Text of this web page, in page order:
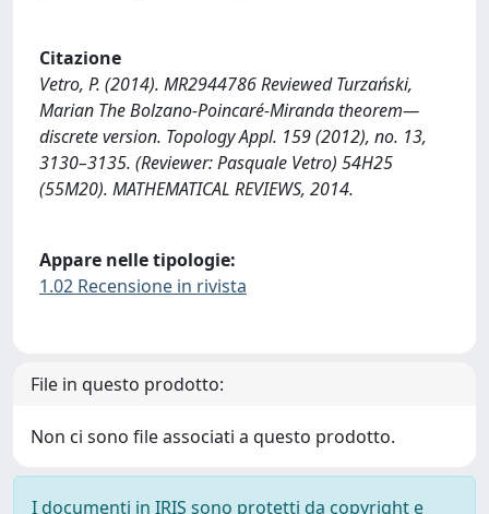
Citazione
Vetro, P. (2014). MR2944786 Reviewed Turzański,
Marian The Bolzano-Poincaré-Miranda theorem—
discrete version. Topology Appl. 159 (2012), no. 13,
3130–3135. (Reviewer: Pasquale Vetro) 54H25
(55M20). MATHEMATICAL REVIEWS, 2014.
Appare nelle tipologie:
1.02 Recensione in rivista
File in questo prodotto:
Non ci sono file associati a questo prodotto.
I documenti in IRIS sono protetti da copyright e